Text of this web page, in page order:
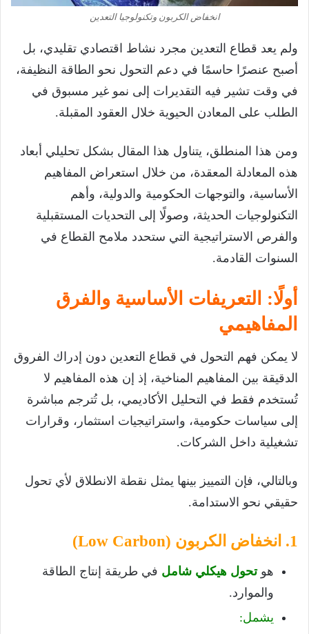
انخفاض الكربون وتكنولوجيا التعدين
ولم يعد قطاع التعدين مجرد نشاط اقتصادي تقليدي، بل
أصبح عنصرًا حاسمًا في دعم التحول نحو الطاقة النظيفة،
في وقت تشير فيه التقديرات إلى نمو غير مسبوق في
الطلب على المعادن الحيوية خلال العقود المقبلة.
ومن هذا المنطلق، يتناول هذا المقال بشكل تحليلي أبعاد
هذه المعادلة المعقدة، من خلال استعراض المفاهيم
الأساسية، والتوجهات الحكومية والدولية، وأهم
التكنولوجيات الحديثة، وصولًا إلى التحديات المستقبلية
والفرص الاستراتيجية التي ستحدد ملامح القطاع في
السنوات القادمة.
أولًا: التعريفات الأساسية والفرق
المفاهيمي
لا يمكن فهم التحول في قطاع التعدين دون إدراك الفروق
الدقيقة بين المفاهيم المناخية، إذ إن هذه المفاهيم لا
تُستخدم فقط في التحليل الأكاديمي، بل تُترجم مباشرة
إلى سياسات حكومية، واستراتيجيات استثمار، وقرارات
تشغيلية داخل الشركات.
وبالتالي، فإن التمييز بينها يمثل نقطة الانطلاق لأي تحول
حقيقي نحو الاستدامة.
1. انخفاض الكربون (Low Carbon)
هوتحول هيكلي شامل في طريقة إنتاج الطاقة
والموارد.
يشمل: